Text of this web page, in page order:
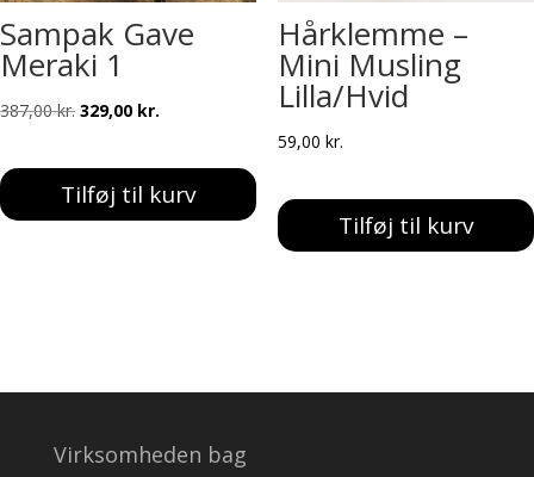
Sampak Gave
Meraki 1
387,00kr. Den
pris
var:
329,00 kr.
pris
er:
Tilføj til kurv
Hårklemme –
Mini Musling
Lilla/Hvid
59,00 kr.
Tilføj til kurv
Virksomheden bag